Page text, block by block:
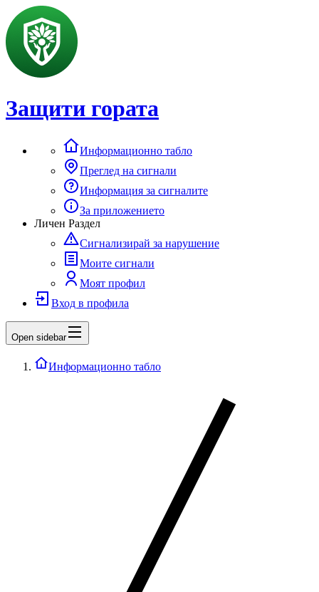
Защити гората
Информационно табло
Преглед на сигнали
Информация за сигналите
За приложението
Личен Раздел
Сигнализирай за нарушение
Моите сигнали
Моят профил
Вход в профила
Open sidebar
Информационно табло